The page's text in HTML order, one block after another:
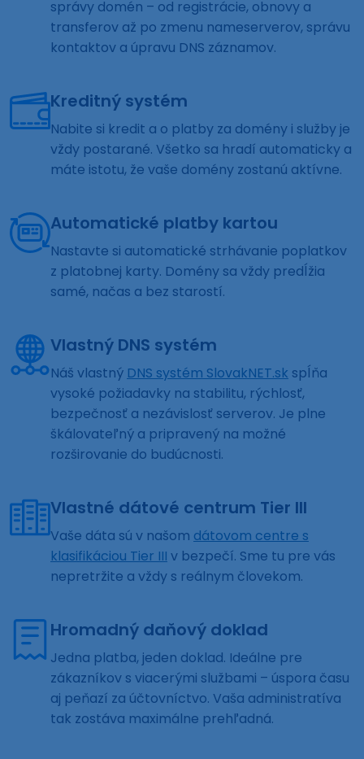
správy domén – od registrácie, obnovy a
transferov až po zmenu nameserverov, správu
kontaktov a úpravu DNS záznamov.
Kreditný systém
Nabite si kredit a o platby za domény i služby je
vždy postarané. Všetko sa hradí automaticky a
máte istotu, že vaše domény zostanú aktívne.
Automatické platby kartou
Nastavte si automatické strhávanie poplatkov
z platobnej karty. Domény sa vždy predĺžia
samé, načas a bez starostí.
Vlastný DNS systém
Náš vlastný DNS systém SlovakNET.sk spĺňa
vysoké požiadavky na stabilitu, rýchlosť,
bezpečnosť a nezávislosť serverov. Je plne
škálovateľný a pripravený na možné
rozširovanie do budúcnosti.
Vlastné dátové centrum Tier III
Vaše dáta sú v našom dátovom centre s
klasifikáciou Tier III v bezpečí. Sme tu pre vás
nepretržite a vždy s reálnym človekom.
Hromadný daňový doklad
Jedna platba, jeden doklad. Ideálne pre
zákazníkov s viacerými službami – úspora času
aj peňazí za účtovníctvo. Vaša administratíva
tak zostáva maximálne prehľadná.